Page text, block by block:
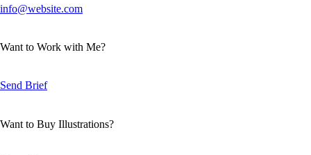
info@website.com
Want to Work with Me?
Send Brief
Want to Buy Illustrations?